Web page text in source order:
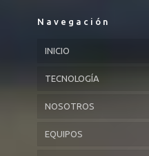
Navegación
INICIO
TECNOLOGÍA
NOSOTROS
EQUIPOS